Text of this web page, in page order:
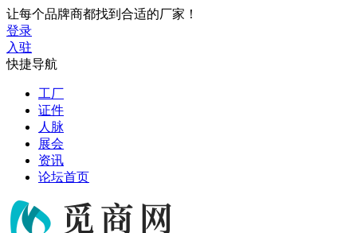
让每个品牌商都找到合适的厂家！
登录
入驻
快捷导航
工厂
证件
人脉
展会
资讯
论坛首页